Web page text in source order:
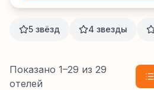
5 звёзд 4 звезды
Показано 1–29 из 29
отелей